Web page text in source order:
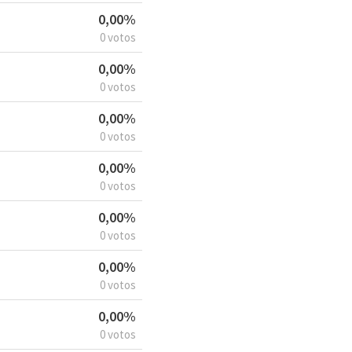
0,00%
0 votos
0,00%
0 votos
0,00%
0 votos
0,00%
0 votos
0,00%
0 votos
0,00%
0 votos
0,00%
0 votos